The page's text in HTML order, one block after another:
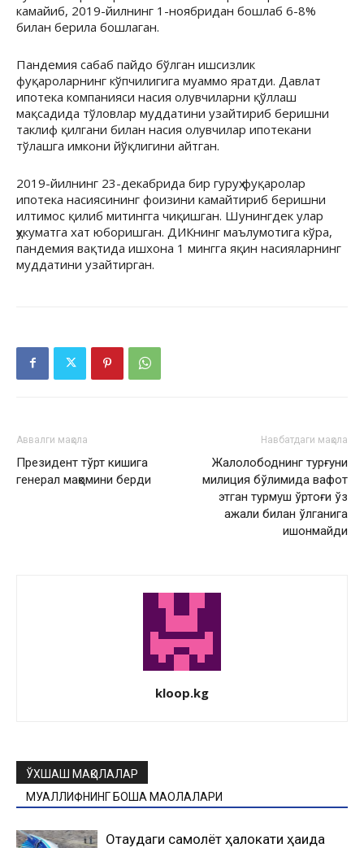
камайиб, 2019-йилнинг 1-ноябридан бошлаб 6-8%
билан берила бошлаган.
Пандемия сабаб пайдо бўлган ишсизлик
фуқароларнинг кўпчилигига муаммо яратди. Давлат
ипотека компанияси насия олувчиларни қўллаш
мақсадида тўловлар муддатини узайтириб беришни
таклиф қилгани билан насия олувчилар ипотекани
тўлашга имкони йўқлигини айтган.
2019-йилнинг 23-декабрида бир гуруҳ фуқаролар
ипотека насиясининг фоизини камайтириб беришни
илтимос қилиб митингга чиқишган. Шунингдек улар
ҳукуматга хат юборишган. ДИКнинг маълумотига кўра,
пандемия вақтида ишхона 1 мингга яқин насияларнинг
муддатини узайтирган.
Аввалги мақола
Президент тўрт кишига
генерал мақомини берди
Навбатдаги мақола
Жалолободнинг турғуни
милиция бўлимида вафот
этган турмуш ўртоғи ўз
ажали билан ўлганига
ишонмайди
kloop.kg
ЎХШАШ МАҚОЛАЛАР
МУАЛЛИФНИНГ БОШҚА МАҚОЛАЛАРИ
Оқтаудаги самолёт ҳалокати ҳақида